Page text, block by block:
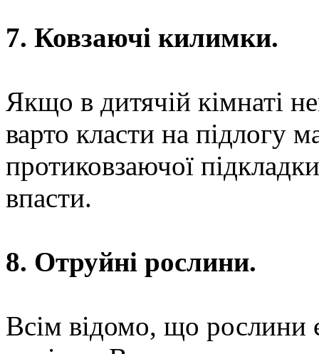
7. Ковзаючі килимки.
Якщо в дитячій кімнаті
варто класти на підлогу
протиковзаючої
впасти.
8. Отруйні рослини.
Всім відомо, що